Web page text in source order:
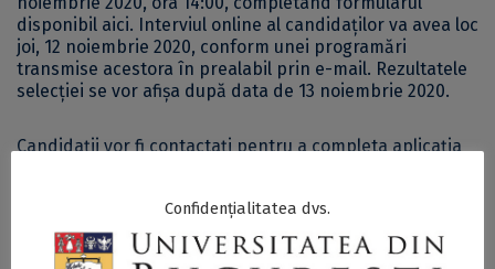
disponibil aici. Interviul online al candidaților va avea loc
joi, 12 noiembrie 2020, conform unei programări
transmise acestora în prealabil prin e-mail. Rezultatele
selecției se vor afișa după data de 13 noiembrie 2020.
Candidații vor fi contactați pentru a completa aplicația
candidaților de cătreBaden-Württemberg Foundation
Confidențialitatea dvs.